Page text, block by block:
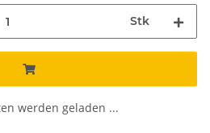
Stk
werden geladen ...